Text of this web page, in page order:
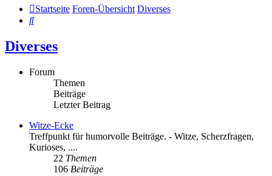
Startseite Foren-Übersicht Diverses
Suche
Diverses
Forum
Themen
Beiträge
Letzter Beitrag
Witze-Ecke
Treffpunkt für humorvolle Beiträge. - Witze, Scherzfragen,
Kurioses, ....
22 Themen
106 Beiträge